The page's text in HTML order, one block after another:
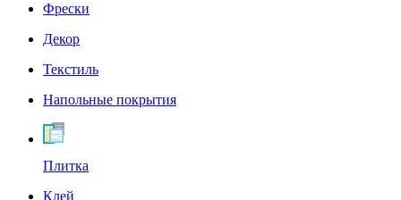
Фрески
Декор
Текстиль
Напольные покрытия
Плитка
Клей